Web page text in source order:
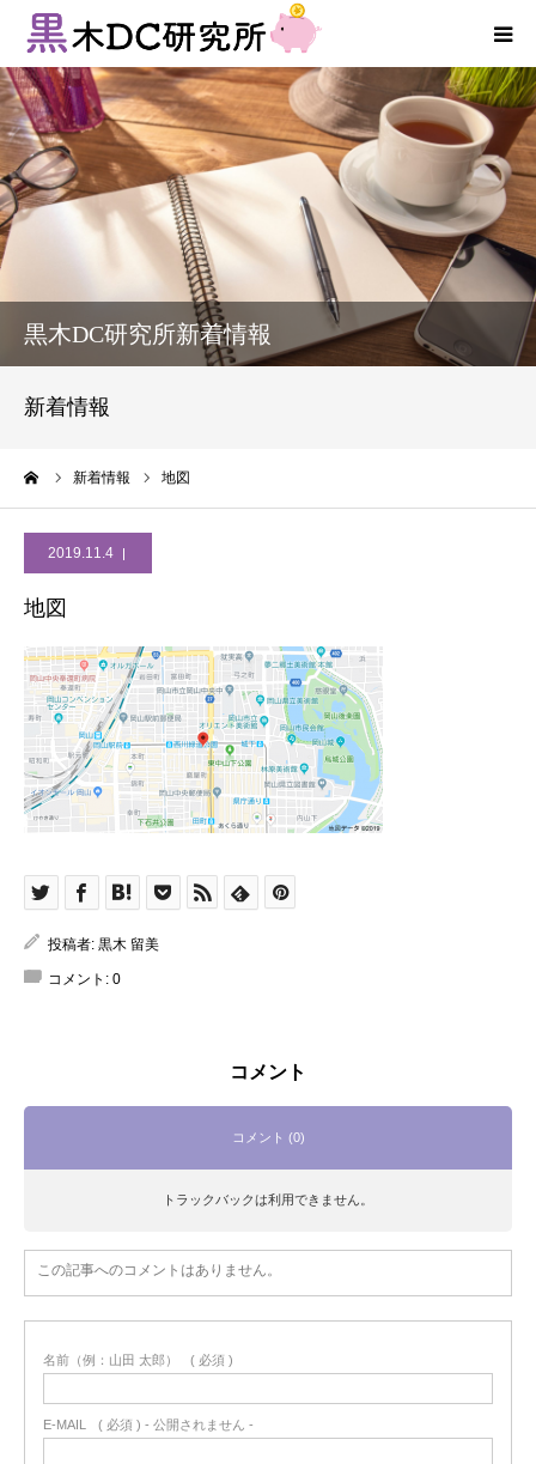
黒木DC研究所新着情報
新着情報
新着情報 地図
2019.11.4
地図
投稿者: 黒木 留美
コメント: 0
コメント
コメント (0)
トラックバックは利用できません。
この記事へのコメントはありません。
名前（例：山田 太郎） ( 必須 )
E-MAIL ( 必須 ) - 公開されません -
法人向けサービス
個人向けサービス
新着情報
お問い合わせ